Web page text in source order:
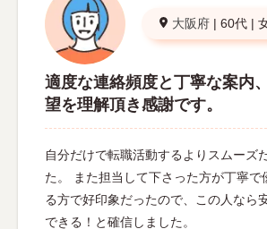
大阪府 | 60代 |
適度な連絡頻度と丁寧な案内
望を理解頂き感謝です。
自分だけで転職活動するよりスムーズ
た。 また担当して下さった方が丁寧で
る方で好印象だったので、この人なら
できる！と確信しました。